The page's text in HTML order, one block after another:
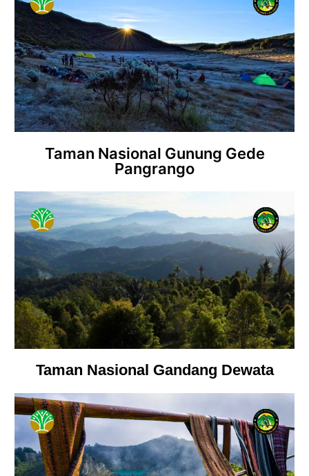
Taman Nasional Gunung Gede
Pangrango
Taman Nasional Gandang Dewata